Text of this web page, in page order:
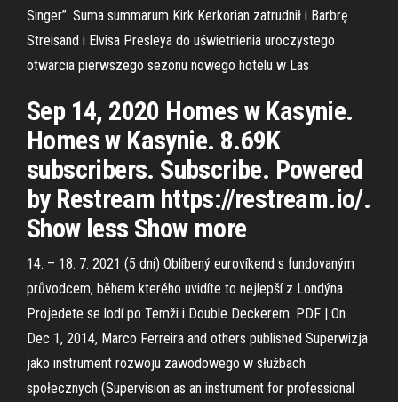
Singer”. Suma summarum Kirk Kerkorian zatrudnił i Barbrę
Streisand i Elvisa Presleya do uświetnienia uroczystego
otwarcia pierwszego sezonu nowego hotelu w Las
Sep 14, 2020 Homes w Kasynie.
Homes w Kasynie. 8.69K
subscribers. Subscribe. Powered
by Restream https://restream.io/​.
Show less Show more
14. – 18. 7. 2021 (5 dní) Oblíbený eurovíkend s fundovaným
průvodcem, během kterého uvidíte to nejlepší z Londýna.
Projedete se lodí po Temži i Double Deckerem. PDF | On
Dec 1, 2014, Marco Ferreira and others published Superwizja
jako instrument rozwoju zawodowego w służbach
społecznych (Supervision as an instrument for professional